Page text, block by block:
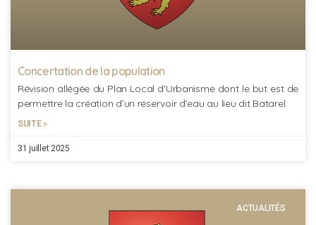
Concertation de la population
Révision allégée du Plan Local d’Urbanisme dont le but est de
permettre la création d’un réservoir d’eau au lieu dit Batarel.
SUITE »
31 juillet 2025
ACTUALITÉS